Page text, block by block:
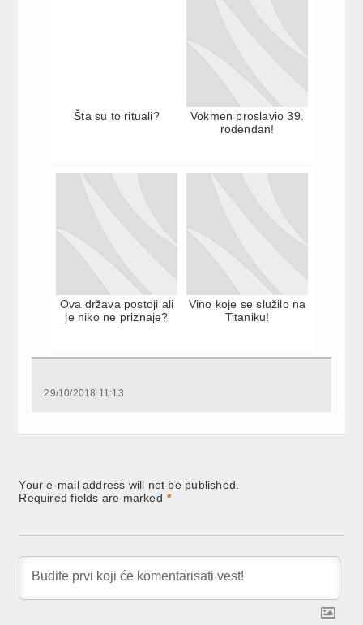
Šta su to rituali?
Vokmen proslavio 39.
rođendan!
Ova država postoji ali
je niko ne priznaje?
Vino koje se služilo na
Titaniku!
29/10/2018 11:13
Your e-mail address will not be published.
Required fields are marked *